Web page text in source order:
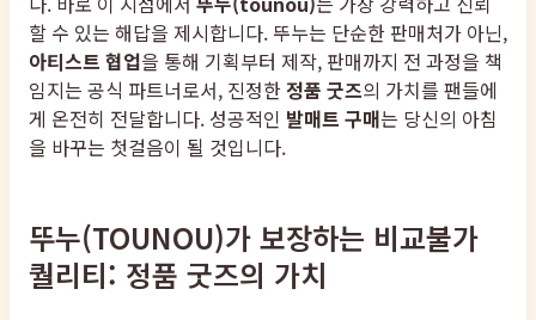
할 수 있는 해답을 제시합니다. 뚜누는 단순한 판매처가 아닌,
아티스트 협업을 통해 기획부터 제작, 판매까지 전 과정을 책
임지는 공식 파트너로서, 진정한 정품 굿즈의 가치를 팬들에
게 온전히 전달합니다. 성공적인 발매트 구매는 당신의 아침
을 바꾸는 첫걸음이 될 것입니다.
뚜누(TOUNOU)가 보장하는 비교불가
퀄리티: 정품 굿즈의 가치